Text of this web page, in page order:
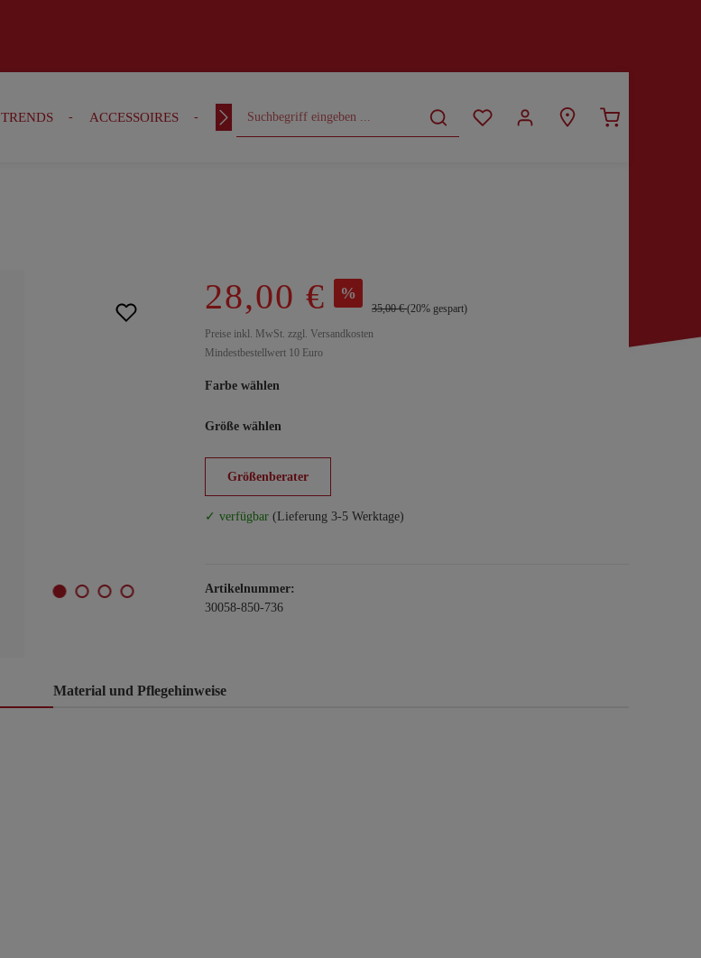
TRENDS ACCESSOIRES OUTFITS CURVY
28,00 € %
35,00 €(20% gespart)
Preise inkl. MwSt. zzgl. Versandkosten
Mindestbestellwert 10 Euro
Farbe wählen
Größe wählen
Größenberater
✓ verfügbar (Lieferung 3-5 Werktage)
Artikelnummer:
30058-850-736
Material und Pflegehinweise